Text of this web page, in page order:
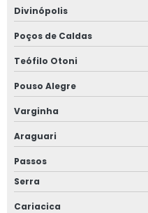
Gerenciamento de obra valor
Gerenciamento de obras na
Gerenciamento e
Gerenciamento e fiscalização
Gestão de obra
Gestão de obras e projetos
Gestão de obras na construção
Gestão de obras profissional
Divinópolis
Poços de Caldas
Teófilo Otoni
Pouso Alegre
Varginha
Araguari
Passos
Serra
Cariacica